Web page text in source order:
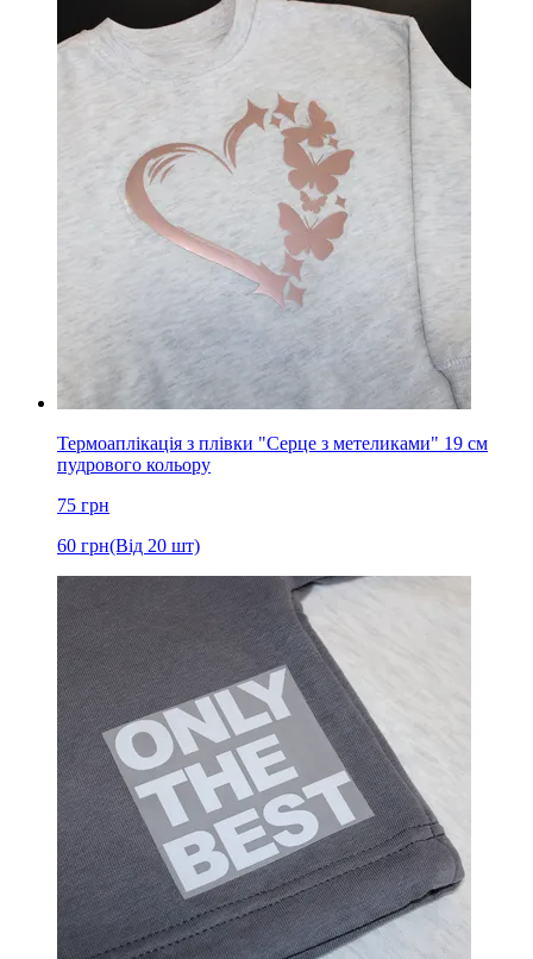
Термоаплікація з плівки "Серце з метеликами" 19 см
пудрового кольору
75 грн
60 грн(Від 20 шт)